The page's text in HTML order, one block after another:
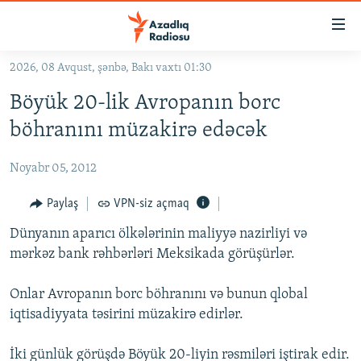
Əsas
qayıt
Əsas
qayıt
#İZAHLA
#ƏSLINDƏ
FƏRQƏ BAX
QANUNI DOĞRU
ARAŞDIRMA
MULTIMEDIA
VIDEO
FOTOQALEREYA
RADIO ARXIV
OXU ZALI
HAQQIMIZDA
2026, 08 Avqust, şənbə, Bakı vaxtı 01:30
Böyük 20-lik Avropanın borc
böhranını müzakirə edəcək
Noyabr 05, 2012
Paylaş VPN-siz açmaq
Dünyanın aparıcı ölkələrinin maliyyə nazirliyi və
mərkəz bank rəhbərləri Meksikada görüşürlər.
Onlar Avropanın borc böhranını və bunun qlobal
iqtisadiyyata təsirini müzakirə edirlər.
İki günlük görüşdə Böyük 20-liyin rəsmiləri iştirak edir.